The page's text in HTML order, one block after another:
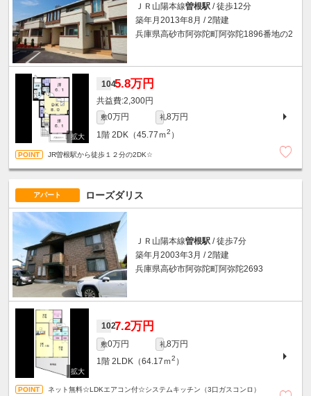
ＪＲ山陽本線曽根駅 / 徒歩12分
築年月2013年8月 / 2階建
兵庫県高砂市阿弥陀町阿弥陀1896番地の2
1045.8万円
2,300円
敷0万円 礼8万円
1階 2DK（45.77ｍ2 ）
JR曽根駅から徒歩１２分の2DK☆
アパート ローズダリス
ＪＲ山陽本線曽根駅 / 徒歩7分
築年月2003年3月 / 2階建
兵庫県高砂市阿弥陀町阿弥陀2693
1027.2万円
敷0万円 礼8万円
1階 2LDK（64.17ｍ2 ）
ネット無料☆LDKエアコン付☆システムキッチン（3口ガスコンロ）